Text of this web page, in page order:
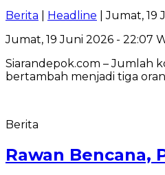
Berita Headline | Jumat, 19
Jumat, 19 Juni 2026 - 22:07
Siarandepok.com – Jumlah
bertambah menjadi tiga
Berita
Rawan Bencana,